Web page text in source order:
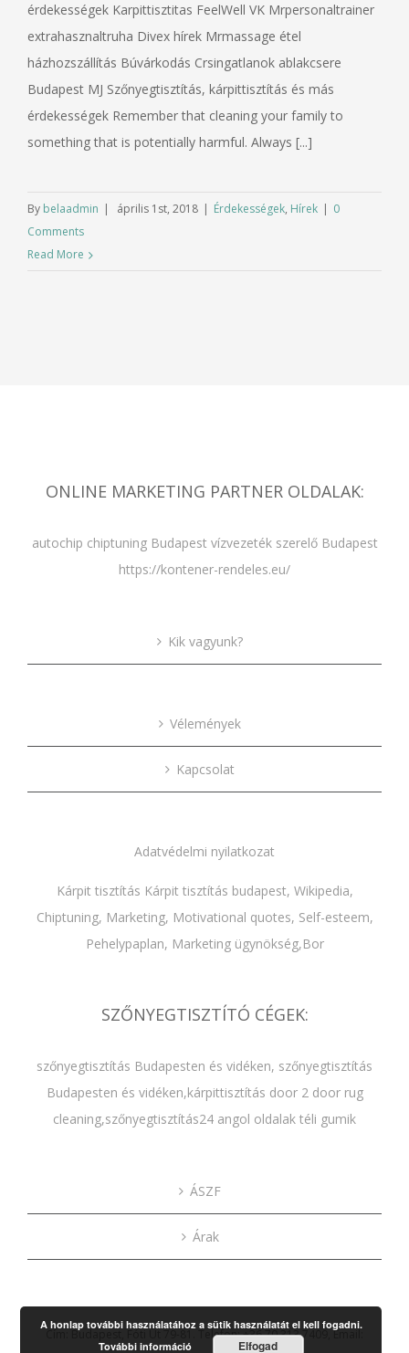
érdekességek Karpittisztitas FeelWell VK Mrpersonaltrainer
extrahasznaltruha Divex hírek Mrmassage étel
házhozszállítás Búvárkodás Crsingatlanok ablakcsere
Budapest MJ Szőnyegtisztítás, kárpittisztítás és más
érdekességek Remember that cleaning your family to
something that is potentially harmful. Always [...]
By belaadmin | április 1st, 2018 | Érdekességek, Hírek | 0
Comments
Read More
ONLINE MARKETING PARTNER OLDALAK:
autochip chiptuning Budapest vízvezeték szerelő Budapest
https://kontener-rendeles.eu/
Kik vagyunk?
Vélemények
Kapcsolat
Adatvédelmi nyilatkozat
Kárpit tisztítás Kárpit tisztítás budapest, Wikipedia,
Chiptuning, Marketing, Motivational quotes, Self-esteem,
Pehelypaplan, Marketing ügynökség,Bor
SZŐNYEGTISZTÍTÓ CÉGEK:
szőnyegtisztítás Budapesten és vidéken, szőnyegtisztítás
Budapesten és vidéken,kárpittisztítás door 2 door rug
cleaning,szőnyegtisztítás24 angol oldalak téli gumik
ÁSZF
Árak
Cím: Budapest, Fóti Út 79-81. Telefon: +36 70 313 7409, Email:
A honlap további használatához a sütik használatát el kell fogadni.
További információ
Elfogad